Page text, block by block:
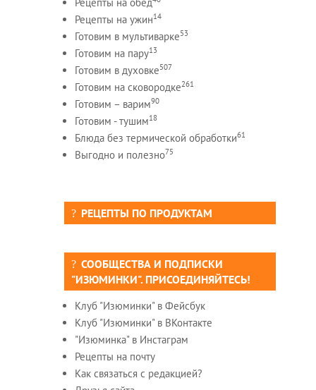
Рецепты на ужин14
Готовим в мультиварке53
Готовим на пару13
Готовим в духовке507
Готовим на сковородке261
Готовим – варим90
Готовим - тушим18
Блюда без термической обработки61
Выгодно и полезно75
РЕЦЕПТЫ ПО ПРОДУКТАМ
СООБЩЕСТВА И ПОДПИСКИ
"ИЗЮМИНКИ". ПРИСОЕДИНЯЙТЕСЬ!
Клуб "Изюминки" в Фейсбук
Клуб "Изюминки" в ВКонтакте
"Изюминка" в Инстаграм
Рецепты на почту
Как связаться с редакцией?